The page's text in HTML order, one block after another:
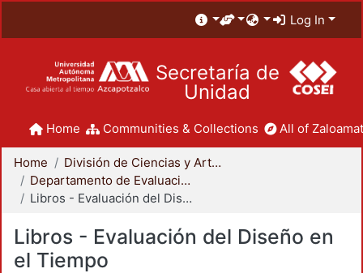
Log In
Secretaría de
Unidad
Home Communities & Collections All of
Home
División de Ciencias y Artes para el Diseño
Departamento de Evaluación del Diseño en el Tiempo
Libros - Evaluación del Diseño en el Tiempo
Libros - Evaluación del Diseño en
el Tiempo